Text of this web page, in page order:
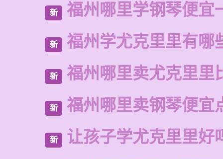
新 福州哪里学钢琴便宜
新 福州学尤克里里有哪
新 福州哪里卖尤克里里
新 福州哪里卖钢琴便宜
新 让孩子学尤克里里好